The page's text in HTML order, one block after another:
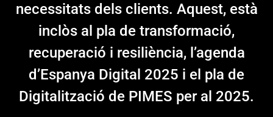
necessitats dels clients. Aquest, està
inclòs al pla de transformació,
recuperació i resiliència, l’agenda
d’Espanya Digital 2025 i el pla de
Digitalització de PIMES per al 2025.